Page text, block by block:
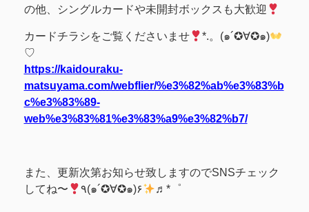
の他、シングルカードや未開封ボックスも大歓迎
カードチラシをご覧くださいませ
*.。(๑´✪∀✪๑)
♡
https://kaidouraku-
matsuyama.com/webflier/%e3%82%ab%e3%83%b
c%e3%83%89-
web%e3%83%81%e3%83%a9%e3%82%b7/
また、更新次第お知らせ致しますのでSNSチェック
してね〜
٩(๑´✪∀✪๑)۶ ♬*゜